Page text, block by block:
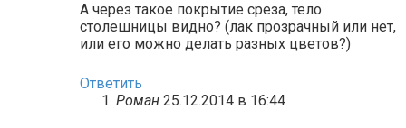
А через такое покрытие среза, тело
столешницы видно? (лак прозрачный или нет,
или его можно делать разных цветов?)
Ответить
Роман 25.12.2014 в 16:44